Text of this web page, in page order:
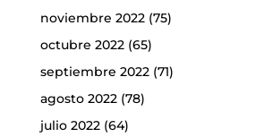
noviembre 2022(75)
octubre 2022(65)
septiembre 2022(71)
agosto 2022(78)
julio 2022(64)